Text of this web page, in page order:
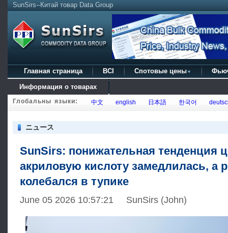
SunSirs--Китай товар Data Group
Главная страница BCI Спотовые цены ▼
Информация о товарах
Глобальны языки: 中文 english 日本語 한국어
ニュース
SunSirs: понижательная тенденция
акриловую кислоту замедлилась, а
колебался в тупике
June 05 2026 10:57:21 SunSirs (John)